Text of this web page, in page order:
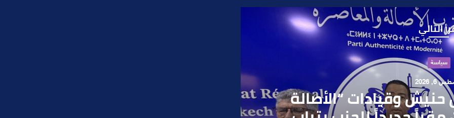
التالي
حوادث
4, 2026
أمن مراكش يطيح